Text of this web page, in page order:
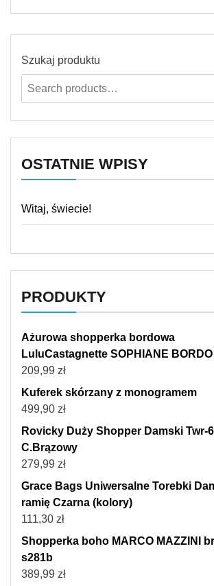
Szukaj produktu
OSTATNIE WPISY
Witaj, świecie!
PRODUKTY
Ażurowa shopperka bordowa
LuluCastagnette SOPHIANE BORDO
209,99 zł
Kuferek skórzany z monogramem
499,90 zł
Rovicky Duży Shopper Damski Twr-
C.Brązowy
279,99 zł
Grace Bags Uniwersalne Torebki
ramię Czarna (kolory)
111,30 zł
Shopperka boho MARCO MAZZINI
s281b
389,99 zł